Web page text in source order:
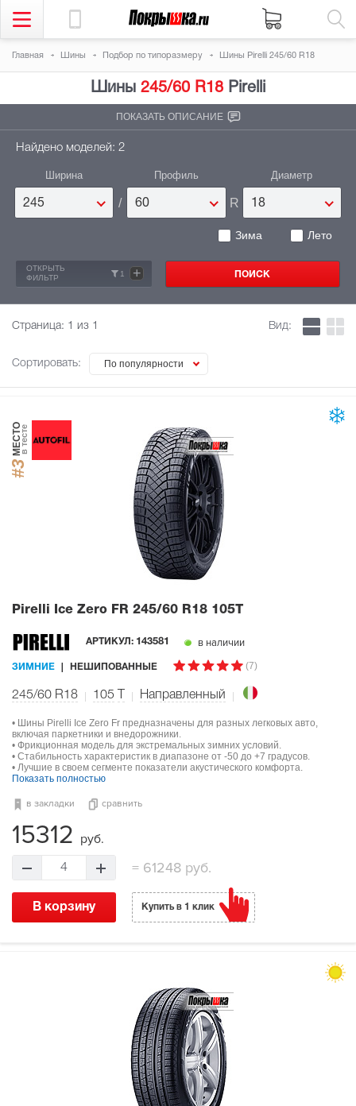
Главная Шины Подбор по типоразмеру Шины Pirelli 245/60 R18
Шины 245/60 R18 Pirelli
ПОКАЗАТЬ ОПИСАНИЕ
Найдено моделей: 2
Ширина
245 /
Профиль
60 R
Диаметр
18
Зима Лето
ОТКРЫТЬ
ФИЛЬТР
1 +
Страница: 1 из 1
Сортировать: По популярности
Вид:
#3
МЕСТОв тесте
Pirelli Ice Zero FR 245/60 R18 105T
АРТИКУЛ: 143581 в наличии
ЗИМНИЕ НЕШИПОВАННЫЕ (7)
245/60 R18 105 Направленный
• Шины Pirelli Ice Zero Fr предназначены для разных легковых авто,
включая паркетники и внедорожники.
• Фрикционная модель для экстремальных зимних условий.
• Стабильность характеристик в диапазоне от -50 до +7 градусов.
• Лучшие в своем сегменте показатели акустического комфорта.
Показать полностью
в закладки сравнить
15312 руб.
4 =61248 руб.
В корзину Купить в 1 клик